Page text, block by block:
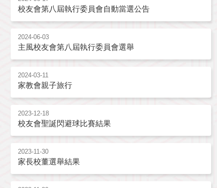
校友會第八屆執行委員會自動當選公告
2024-06-03
主風校友會第八屆執行委員會選舉
2024-03-11
家教會親子旅行
2023-12-18
校友會聖誕閃避球比賽結果
2023-11-30
家長校董選舉結果